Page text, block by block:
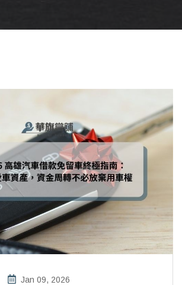
Jan 09, 2026